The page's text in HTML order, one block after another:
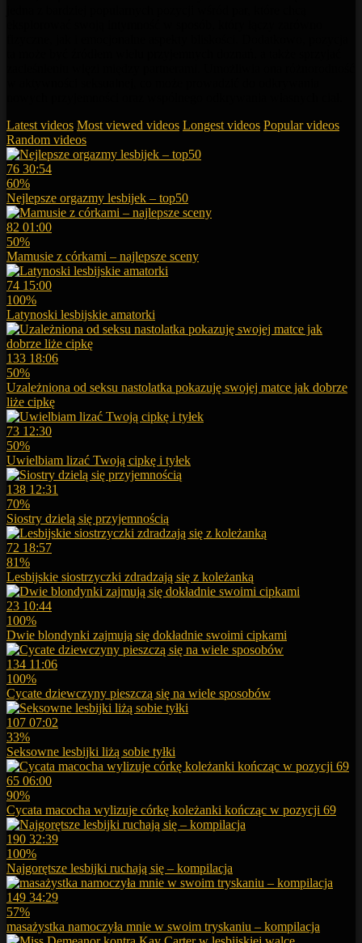
Latest videos Most viewed videos Longest videos Popular videos
Random videos
76 30:54
60%
Nejlepsze orgazmy lesbijek – top50
82 01:00
50%
Mamusie z córkami – najlepsze sceny
74 15:00
100%
Latynoski lesbijskie amatorki
133 18:06
50%
Uzależniona od seksu nastolatka pokazuję swojej matce jak dobrze
liże cipkę
73 12:30
50%
Uwielbiam lizać Twoją cipkę i tyłek
138 12:31
70%
Siostry dzielą się przyjemnością
72 18:57
81%
Lesbijskie siostrzyczki zdradzają się z koleżanką
23 10:44
100%
Dwie blondynki zajmują się dokładnie swoimi cipkami
134 11:06
100%
Cycate dziewczyny pieszczą się na wiele sposobów
107 07:02
33%
Seksowne lesbijki liżą sobie tyłki
65 06:00
90%
Cycata macocha wylizuje córkę koleżanki kończąc w pozycji 69
190 32:39
100%
Najgorętsze lesbijki ruchają się – kompilacja
149 34:29
57%
masażystka namoczyła mnie w swoim tryskaniu – kompilacja